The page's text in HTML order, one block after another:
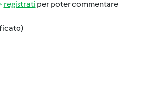
registrati per poter commentare